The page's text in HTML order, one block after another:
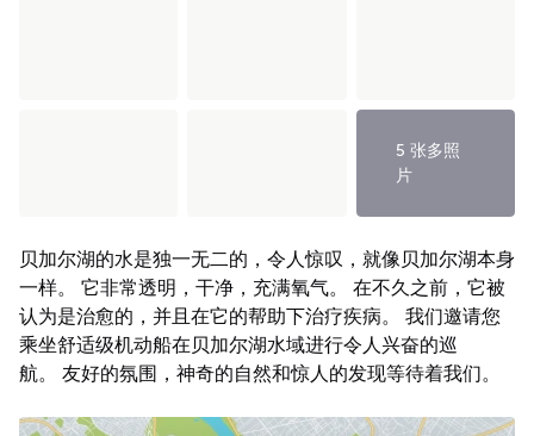
5 张多照
片
贝加尔湖的水是独一无二的，令人惊叹，就像贝加尔湖本身
一样。 它非常透明，干净，充满氧气。 在不久之前，它被
认为是治愈的，并且在它的帮助下治疗疾病。 我们邀请您
乘坐舒适级机动船在贝加尔湖水域进行令人兴奋的巡
航。 友好的氛围，神奇的自然和惊人的发现等待着我们。